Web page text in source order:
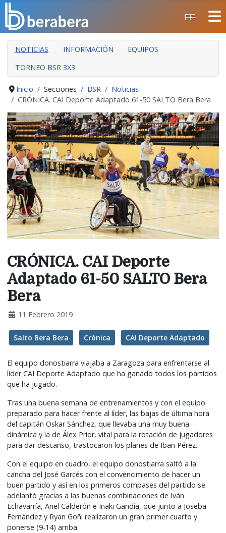
CERRAR
INICIO
CLUB
MANTEO
SECCIONES
EVENTOS
ÁREA SOCIAL
PREVENCIÓN DE LA VIOLENCIA
BERA BERA IZARRAK
NOTICIAS INFORMACIÓN
EQUIPOS
TORNEO BSR 3X3
Inicio Secciones BSR
Noticias
CRÓNICA. CAI Deporte Adaptado 61-50 SALTO Bera Bera
CRÓNICA. CAI Deporte
Adaptado 61-50 SALTO Bera
Bera
11 Febrero 2019
Salto Bera Bera Crónica CAI Deporte Adaptado
El equipo donostiarra viajaba a Zaragoza para enfrentarse al
líder CAI Deporte Adaptado que ha ganado todos los partidos
que ha jugado.
Tras una buena semana de entrenamientos y con el equipo
preparado para hacer frente al líder, las bajas de última hora
del capitán Oskar Sánchez, que llevaba una muy buena
dinámica y la de Álex Prior, vital para la rotación de jugadores
para dar descanso, trastocaron los planes de Iban Pérez.
Con el equipo en cuadro, el equipo donostiarra saltó a la
cancha del José Garcés con el convencimiento de hacer un
buen partido y así en los primeros compases del partido se
adelantó gracias a las buenas combinaciones de Iván
Echavarría, Ariel Calderón e Iñaki Gandía, que junto a Joseba
Fernández y Ryan Goñi realizaron un gran primer cuarto y
ponerse (9-14) arriba.